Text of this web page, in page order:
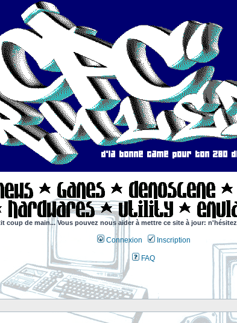
coup de main... Vous pouvez nous aider à mettre ce site à jour:
Connexion Inscription
FAQ